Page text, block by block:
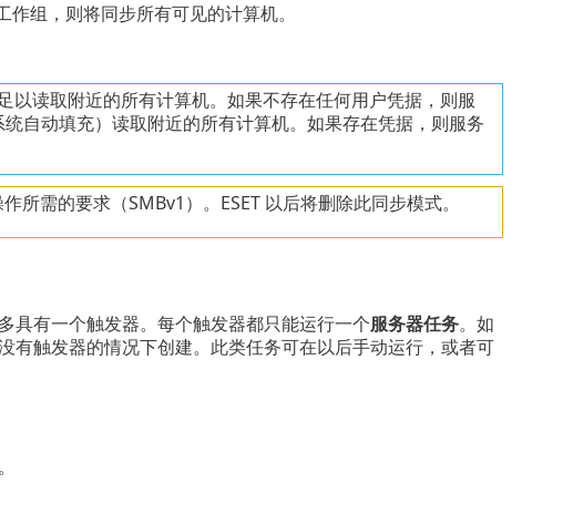
组，则将同步所有可见的计算机。
以读取附近的所有计算机。如果不存在任何用户凭据，则服
自动填充）读取附近的所有计算机。如果存在凭据，则服务
所需的要求（SMBv1）。ESET 以后将删除此同步模式。
具有一个触发器。每个触发器都只能运行一个服务器任务。如
有触发器的情况下创建。此类任务可在以后手动运行，或者可